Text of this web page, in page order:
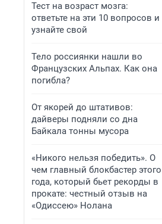
Тест на возраст мозга:
ответьте на эти 10 вопросов и
узнайте свой
Тело россиянки нашли во
Французских Альпах. Как она
погибла?
От якорей до штативов:
дайверы подняли со дна
Байкала тонны мусора
«Никого нельзя победить». О
чем главный блокбастер этого
года, который бьет рекорды в
прокате: честный отзыв на
«Одиссею» Нолана